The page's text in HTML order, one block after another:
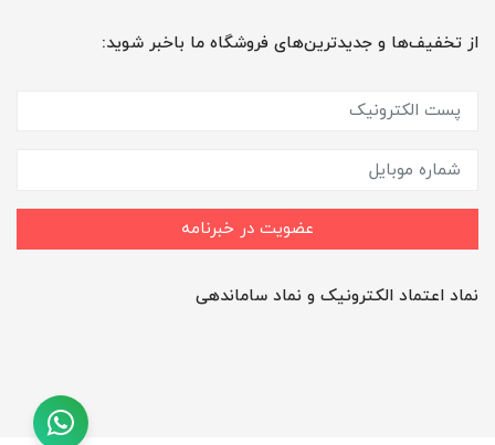
از تخفیف‌ها و جدیدترین‌های فروشگاه ما باخبر شوید:
عضویت در خبرنامه
نماد اعتماد الکترونیک و نماد ساماندهی